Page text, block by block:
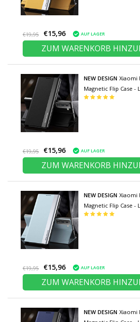
€19,95 €15,96 AUF LAGER
ZUM WARENKORB
NEW DESIGN Xiaomi
Magnetic Flip Case -
Schwarz
€19,95 €15,96 AUF LAGER
ZUM WARENKORB
NEW DESIGN Xiaomi
Magnetic Flip Case -
€19,95 €15,96 AUF LAGER
ZUM WARENKORB
NEW DESIGN Xiaomi